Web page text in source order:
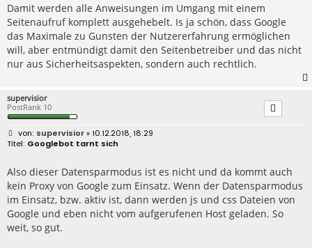
Damit werden alle Anweisungen im Umgang mit einem
Seitenaufruf komplett ausgehebelt. Is ja schön, dass Google
das Maximale zu Gunsten der Nutzererfahrung ermöglichen
will, aber entmündigt damit den Seitenbetreiber und das nicht
nur aus Sicherheitsaspekten, sondern auch rechtlich.
supervisior
PostRank 10
B
e
r
a
g
supervisior» 10.12.2018, 18:29
Googlebot tarnt sich
Also dieser Datensparmodus ist es nicht und da kommt auch
kein Proxy von Google zum Einsatz. Wenn der Datensparmodus
im Einsatz, bzw. aktiv ist, dann werden js und css Dateien von
Google und eben nicht vom aufgerufenen Host geladen. So
weit, so gut.